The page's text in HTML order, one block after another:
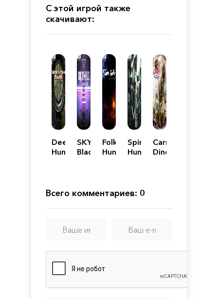
С этой игрой также
скачивают:
Deer
Hunter
SKYHILL:
Black
Folklore
Hunter
Spirit
Hunter:
Carnivores:
Dinosaur
Всего комментариев: 0